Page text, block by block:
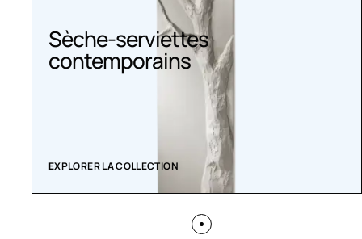
Sèche-serviettes
contemporains
EXPLORER LA COLLECTION